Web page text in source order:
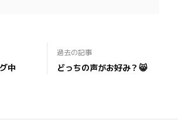
中
過去の記事
どっちの声がお好み？😸